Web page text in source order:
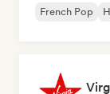
French Pop